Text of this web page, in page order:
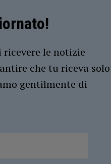
le notizie
che tu riceva
gentilmente di